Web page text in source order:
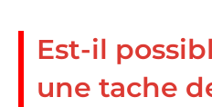
Est-il
une tache